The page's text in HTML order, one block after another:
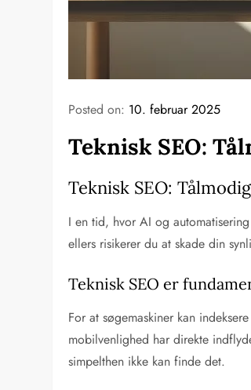
Posted on: 10. februar 2025
Teknisk SEO:
Teknisk SEO:
I en tid, hvor AI og
ellers risikerer du at skade din
Teknisk SEO er
For at søgemaskiner kan
mobilvenlighed har direkte
simpelthen ikke kan finde det.